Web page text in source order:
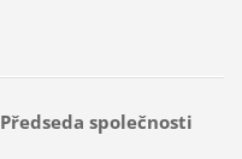
společnosti